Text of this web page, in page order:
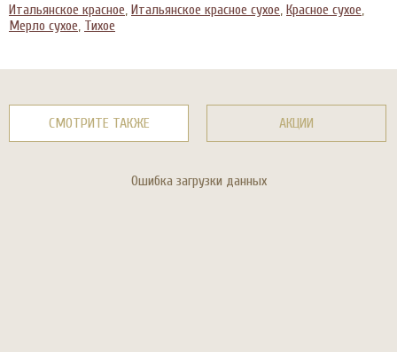
Итальянское красное, Итальянское красное сухое, Красное сухое,
Мерло сухое, Тихое
СМОТРИТЕ ТАКЖЕ АКЦИИ
Ошибка загрузки данных